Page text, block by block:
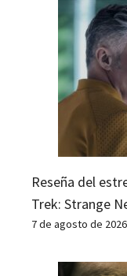
Reseña del
Trek: Strange
7 de agosto de 2026